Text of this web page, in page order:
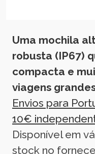
Uma mochila
robusta (IP67)
compacta e
viagens
Envios para
10€
Disponível em
stock no